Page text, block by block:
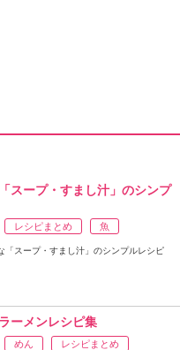
スープ・すまし汁」のシンプ
レシピまとめ 魚
「スープ・すまし汁」のシンプルレシピ
ーメンレシピ集
めん レシピまとめ